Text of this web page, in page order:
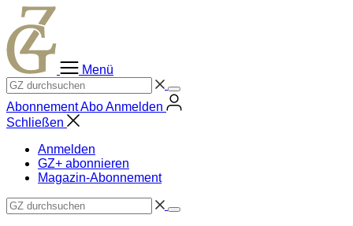
Zum
Inhalt
springen
Menü
AbonnementAboAnmelden
Schließen
Anmelden
GZ+ abonnieren
Magazin-Abonnement